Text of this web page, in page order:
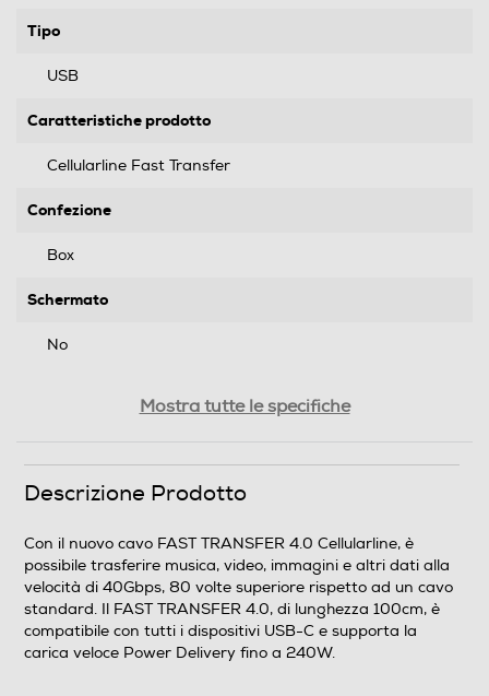
Tipo
USB
Caratteristiche prodotto
Cellularline Fast Transfer
Confezione
Box
Schermato
No
Descrizione marketing
Con il nuovo cavo FAST TRANSFER 4.0 Cellularline, è
possibile trasferire musica, video, immagini e altri dati
alla velocità di 40Gbps, 80 volte superiore rispetto ad
Mostra tutte le specifiche
Descrizione Prodotto
Con il nuovo cavo FAST TRANSFER 4.0 Cellularline, è
possibile trasferire musica, video, immagini e altri dati alla
velocità di 40Gbps, 80 volte superiore rispetto ad un cavo
standard. Il FAST TRANSFER 4.0, di lunghezza 100cm, è
compatibile con tutti i dispositivi USB-C e supporta la
carica veloce Power Delivery fino a 240W.